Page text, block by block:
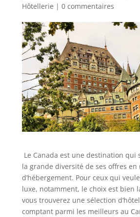
Hôtellerie | 0 commentaires
Le Canada est une destination qui
la grande diversité de ses offres en
d’hébergement. Pour ceux qui
luxe, notamment, le choix est bien
vous trouverez une sélection
comptant parmi les meilleurs au